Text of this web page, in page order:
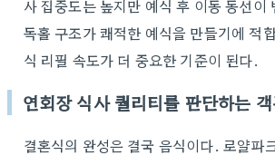
사 집중도는 높지만 예식 후 이동 동선
독홀 구조가 쾌적한 예식을 만들기에
식 리필 속도가 더 중요한 기준이 된다.
연회장 식사 퀄리티를 판단하는
결혼식의 완성은 결국 음식이다. 로얄파